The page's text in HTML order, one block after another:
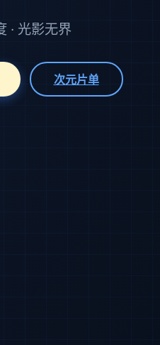
· 光影无界
次元片单